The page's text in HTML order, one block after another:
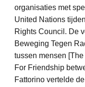
organisaties met
United Nations
Rights Council. De
Beweging Tegen
tussen mensen
For Friendship
Fattorino vertelde